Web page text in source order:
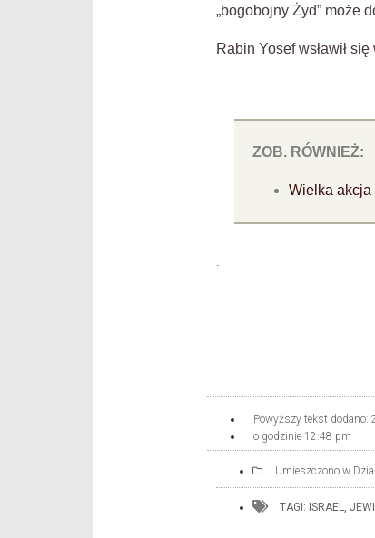
„bogobojny Żyd” może
Rabin Yosef wsławił
ZOB. RÓWNIEŻ:
Wielka akcja
.
Powyższy tekst dodano:
o godzinie 12:48 pm
Umieszczono w
TAGI: ISRAEL,